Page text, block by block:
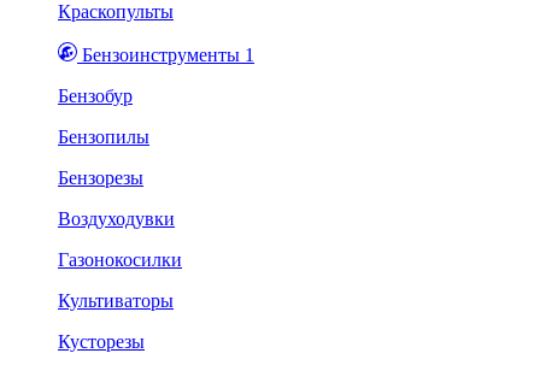
Краскопульты
Бензоинструменты 1
Бензобур
Бензопилы
Бензорезы
Воздуходувки
Газонокосилки
Культиваторы
Кусторезы